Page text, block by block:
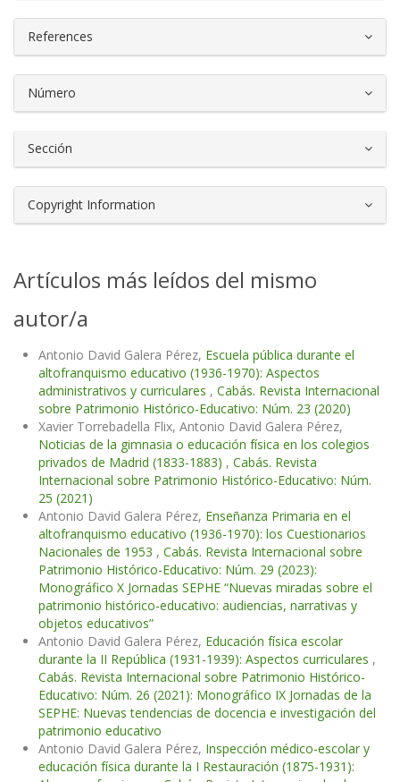
References
Número
Sección
Copyright Information
Artículos más leídos del mismo
autor/a
Antonio David Galera Pérez, Escuela pública durante el
altofranquismo educativo (1936-1970): Aspectos
administrativos y curriculares , Cabás. Revista Internacional
sobre Patrimonio Histórico-Educativo: Núm. 23 (2020)
Xavier Torrebadella Flix, Antonio David Galera Pérez,
Noticias de la gimnasia o educación física en los colegios
privados de Madrid (1833-1883) , Cabás. Revista
Internacional sobre Patrimonio Histórico-Educativo: Núm.
25 (2021)
Antonio David Galera Pérez, Enseñanza Primaria en el
altofranquismo educativo (1936-1970): los Cuestionarios
Nacionales de 1953 , Cabás. Revista Internacional sobre
Patrimonio Histórico-Educativo: Núm. 29 (2023):
Monográfico X Jornadas SEPHE “Nuevas miradas sobre el
patrimonio histórico-educativo: audiencias, narrativas y
objetos educativos”
Antonio David Galera Pérez, Educación física escolar
durante la II República (1931-1939): Aspectos curriculares ,
Cabás. Revista Internacional sobre Patrimonio Histórico-
Educativo: Núm. 26 (2021): Monográfico IX Jornadas de la
SEPHE: Nuevas tendencias de docencia e investigación del
patrimonio educativo
Antonio David Galera Pérez, Inspección médico-escolar y
educación física durante la I Restauración (1875-1931):